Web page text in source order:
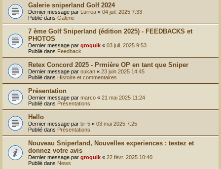
Galerie sniperland Golf 2024
Dernier message par Lurrea « 04 juil. 2025 7:33
Publié dans Galerie
7 ème Golf Sniperland (édition 2025) - FEEDBACKS et
PHOTOS
Dernier message par groquik « 03 juil. 2025 9:53
Publié dans Feedback
Retex Concord 2025 - Prmière OP en tant que Sniper
Dernier message par oukan « 23 juin 2025 14:45
Publié dans Histoire et commentaires
Présentation
Dernier message par marco « 21 mai 2025 11:24
Publié dans Présentations
Hello
Dernier message par br-5 « 03 mai 2025 7:25
Publié dans Présentations
Nouveau Sniperland, Nouvelles experiences : testez et
donnez votre avis
Dernier message par groquik « 22 févr. 2025 10:40
Publié dans News